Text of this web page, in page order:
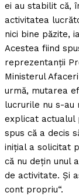
ei au stabilit că,
activitatea
nici bine păzite,
Acestea fiind
reprezentanţii
Ministerul
urmă, mutarea
lucrurile nu s-au
explicat actualul
spus că a decis
iniţial a solicitat
că nu deţin unul
de activitate. Şi
cont propriu“.